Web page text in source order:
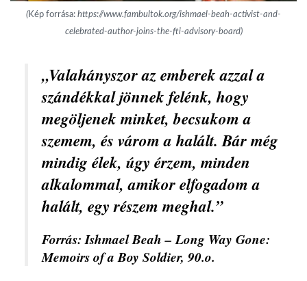
(Kép forrása: https://www.fambultok.org/ishmael-beah-activist-and-
celebrated-author-joins-the-fti-advisory-board)
„Valahányszor az emberek azzal a
szándékkal jönnek felénk, hogy
megöljenek minket, becsukom a
szemem, és várom a halált. Bár még
mindig élek, úgy érzem, minden
alkalommal, amikor elfogadom a
halált, egy részem meghal.”
Forrás: Ishmael Beah – Long Way Gone:
Memoirs of a Boy Soldier, 90.o.